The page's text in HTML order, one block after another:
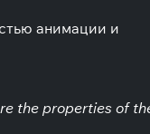
анимации и
the properties of